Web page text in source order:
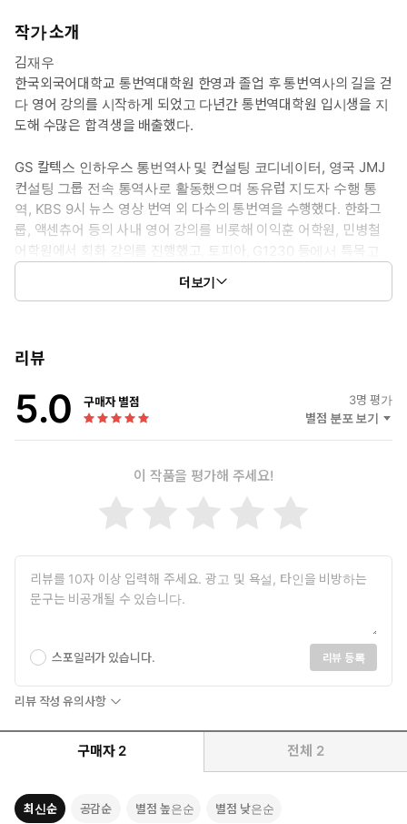
작가 소개
김재우
한국외국어대학교 통번역대학원 한영과 졸업 후 통번역사의 길을 걷
다 영어 강의를 시작하게 되었고 다년간 통번역대학원 입시생을 지
도해 수많은 합격생을 배출했다.
GS 칼텍스 인하우스 통번역사 및 컨설팅 코디네이터, 영국 JMJ
컨설팅 그룹 전속 통역사로 활동했으며 동유럽 지도자 수행 통
역, KBS 9시 뉴스 영상 번역 외 다수의 통번역을 수행했다. 한화그
룹, 액센츄어 등의 사내 영어 강의를 비롯해 이익훈 어학원, 민병철
어학원에서 회화 강의를 진행했고, 토피아, G1230 등에서 특목고
입시 강의를 맡았으며 경기권 공립초등학교 교원 영어 연수를 담
는 프로그램을 개발하여 대학생부터 직장인까지 다양한 분야의
원어민 강사를 대상으로 ⟨영어라는 언어의 특징⟩을 주제로 강의
를 진행하고 있다.
지 않는 분, 이제는 영어를 포기해야 하나 고민하고 있는 분, 이런
분들이 더는 영어로 인해 불필요한 에너지를 소모하지 않도록 조력
자 역할을 하면서 자신만의 진정성 있는 콘텐츠와 소통으로 오늘도
저서로 외국어 분야 베스트셀러 ⟪넌 대체 몇 년째 영어 공부를 하
고 있는 거니?⟫, ⟪김재우의 영어회화 100⟫, ⟪김재우의 구동사
더보기
리뷰
5.0 구매자 별점 3명 평가
별점 분포 보기
이 작품을 평가해 주세요!
스포일러가 있습니다. 리뷰 등록
리뷰 작성 유의사항
구매자 2 전체 2
최신순 공감순 별점 높은순 별점 낮은순